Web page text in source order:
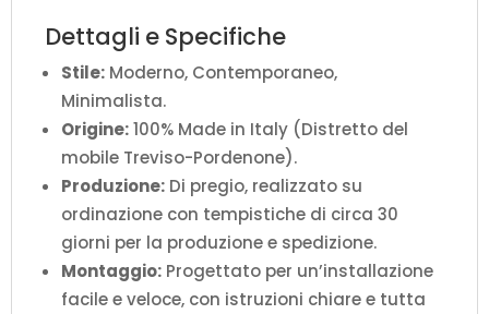
Dettagli e Specifiche
Stile: Moderno, Contemporaneo,
Minimalista.
Origine:100% Made in Italy (Distretto del
mobile Treviso-Pordenone).
Produzione: Di pregio, realizzato su
ordinazione con tempistiche di circa 30
giorni per la produzione e spedizione.
Montaggio: Progettato per un’installazione
facile e veloce, con istruzioni chiare e tutta